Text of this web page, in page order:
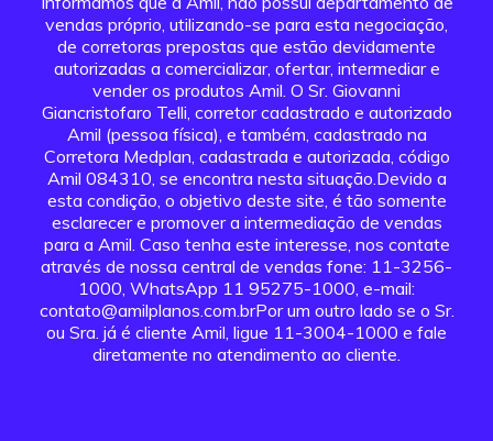
vendas próprio, utilizando-se para esta negociação,
de corretoras prepostas que estão devidamente
autorizadas a comercializar, ofertar, intermediar e
vender os produtos Amil. O Sr. Giovanni
Giancristofaro Telli, corretor cadastrado e autorizado
Amil (pessoa física), e também, cadastrado na
Corretora Medplan, cadastrada e autorizada, código
Amil 084310, se encontra nesta situação.Devido a
esta condição, o objetivo deste site, é tão somente
esclarecer e promover a intermediação de vendas
para a Amil. Caso tenha este interesse, nos contate
através de nossa central de vendas fone: 11-3256-
1000, WhatsApp 11 95275-1000, e-mail:
contato@amilplanos.com.brPor um outro lado se o Sr.
ou Sra. já é cliente Amil, ligue 11-3004-1000 e fale
diretamente no atendimento ao cliente.